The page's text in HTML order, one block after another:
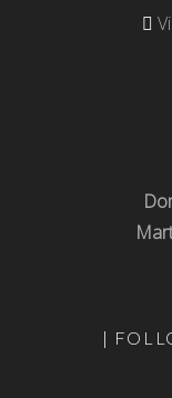
|